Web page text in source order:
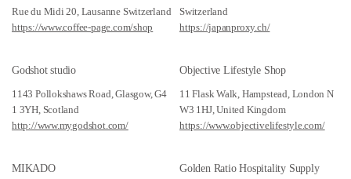
Rue du Midi 20, Lausanne Switzerland
https://www.coffee-page.com/shop
Switzerland
https://japanproxy.ch/
Godshot studio
1143 Pollokshaws Road, Glasgow, G4
1 3YH, Scotland
http://www.mygodshot.com/
Objective Lifestyle Shop
11 Flask Walk, Hampstead, London N
W3 1HJ, United Kingdom
https://www.objectivelifestyle.com/
MIKADO
Golden Ratio Hospitality Supply